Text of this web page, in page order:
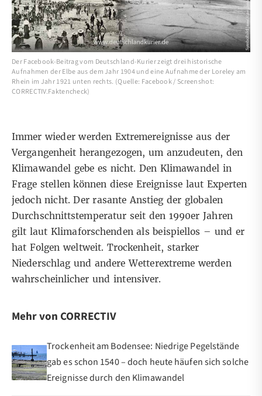
Der Facebook-Beitrag vom Deutschland-Kurier zeigt drei historische
Aufnahmen der Elbe aus dem Jahr 1904 und eine Aufnahme der Loreley am
Rhein im Jahr 1921 unten rechts. (Quelle: Facebook / Screenshot:
CORRECTIV.Faktencheck)
Immer wieder werden Extremereignisse aus der
Vergangenheit herangezogen, um anzudeuten, den
Klimawandel gebe es nicht. Den Klimawandel in
Frage stellen können diese Ereignisse laut Experten
jedoch nicht. Der rasante Anstieg der globalen
Durchschnittstemperatur seit den 1990er Jahren
gilt laut Klimaforschenden als beispiellos – und er
hat Folgen weltweit. Trockenheit, starker
Niederschlag und andere Wetterextreme werden
wahrscheinlicher und intensiver.
Mehr von CORRECTIV
Trockenheit am Bodensee: Niedrige Pegelstände
gab es schon 1540 – doch heute häufen sich solche
Ereignisse durch den Klimawandel